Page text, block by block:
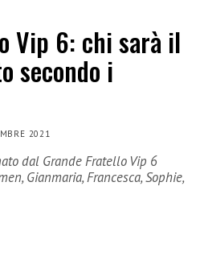
Vip 6: chi sarà il
secondo i
2021
dal Grande Fratello Vip 6
Gianmaria, Francesca, Sophie,